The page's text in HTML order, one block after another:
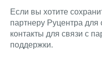
Если вы хотите
партнеру Руцентра
контакты для связи с
поддержки.